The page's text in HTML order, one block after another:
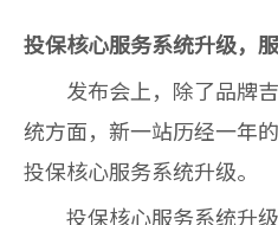
投保核心服务系统升级，
发布会上，除了品牌
统方面，新一站历经一年
投保核心服务系统升级。
投保核心服务系统升